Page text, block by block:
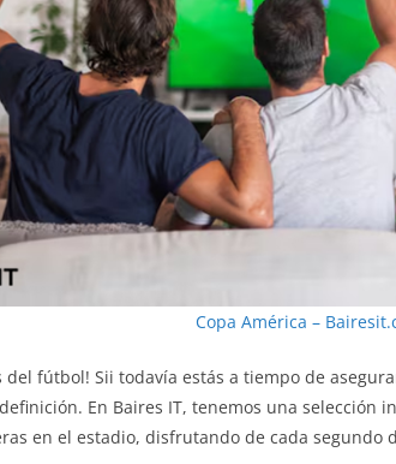
Copa América –
del fútbol! Sii todavía estás a tiempo de
En Baires IT, tenemos una selección
en el estadio, disfrutando de cada segundo